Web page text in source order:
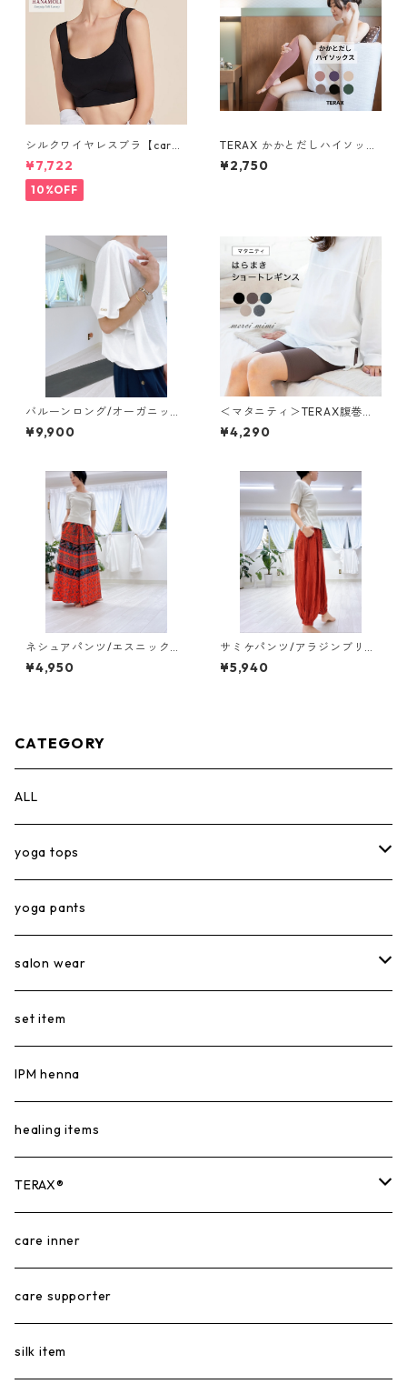
シルクワイヤレスブラ【care i
nner】
¥7,722
10%OFF
TERAX かかとだしハイソック
ス【care inner】
¥2,750
バルーンロング/オーガニック
コットンホワイト【tops】
¥9,900
＜マタニティ＞TERAX腹巻シ
ョートレギンス【care inne
r】
¥4,290
ネシュアパンツ/エスニックオ
レンジ【pants】
¥4,950
サミケパンツ/アラジンブリッ
ク【pants】
¥5,940
CATEGORY
ALL
yoga tops
short tops
long tops
tank top
yoga pants
salon wear
salon tops
salon pants
set item
IPM henna
healing items
TERAX®︎
TERAX HOT®︎
TERAX COOL®︎
care inner
care supporter
silk item